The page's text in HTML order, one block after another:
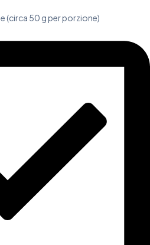
(circa 50 g per porzione)